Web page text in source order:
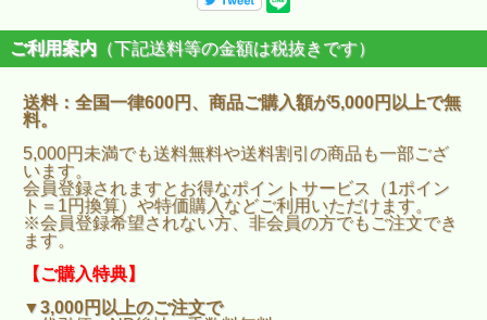
ご利用案内 （下記送料等の金額は税抜きです）
送料：全国一律600円、商品ご購入額が5,000円以上で無
料。
5,000円未満でも送料無料や送料割引の商品も一部ござ
います。
会員登録されますとお得なポイントサービス（1ポイン
ト＝1円換算）や特価購入などご利用いただけます。
※会員登録希望されない方、非会員の方でもご注文でき
ます。
【ご購入特典】
▼3,000円以上のご注文で